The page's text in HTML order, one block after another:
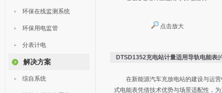
环保在线监测系统
环保用电监管
分表计电
解决方案
综自系统
点击放大
DTSD1352充电站计量适用导轨电能表
在新能源汽车充放电站的建设与运营
式电能表凭借技术优势与场景适配性，